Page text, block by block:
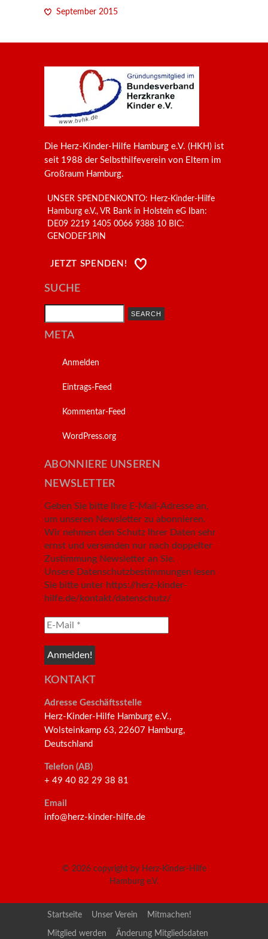
September 2015
Die Herz-Kinder-Hilfe Hamburg e.V. (HKH) ist
seit 1988 der Selbsthilfeverein von Eltern im
Großraum Hamburg.
UNSER SPENDENKONTO: Herz-Kinder-Hilfe
Hamburg e.V., VR Bank in Holstein eG Iban:
DE09 2219 1405 0066 9388 10 BIC:
GENODEF1PIN
JETZT SPENDEN!
SUCHE
META
Anmelden
Eintrags-Feed
Kommentar-Feed
WordPress.org
ABONNIERE UNSEREN
NEWSLETTER
Geben Sie bitte Ihre E-Mail-Adresse an,
um unseren Newsletter zu abonnieren.
Wir nehmen den Schutz Ihrer Daten sehr
ernst und versenden nur nach doppelter
Zustimmung Newsletter an Sie.
Unsere Datenschutzbestimmungen lesen
Sie bitte unter https://herz-kinder-
hilfe.de/kontakt/datenschutz/
KONTAKT
Adresse Geschäftsstelle
Herz-Kinder-Hilfe Hamburg e.V.,
Wolsteinkamp 63, 22607 Hamburg,
Deutschland
Telefon (AB)
+ 49 40 82 29 38 81
Email
info@herz-kinder-hilfe.de
© 2026 copyright by Herz-Kinder-Hilfe
Hamburg e.V.
Startseite Unser Verein Mitmachen!
Mitglied werden Änderung Mitgliedsdaten